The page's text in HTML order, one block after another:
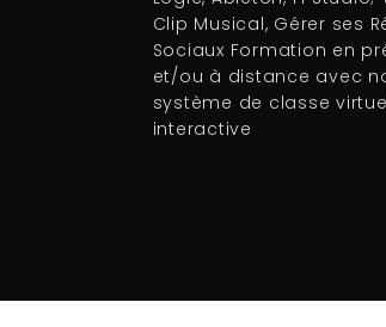
Clip Musical, Gérer ses
Sociaux Formation en
et/ou à distance avec
système de classe
interactive